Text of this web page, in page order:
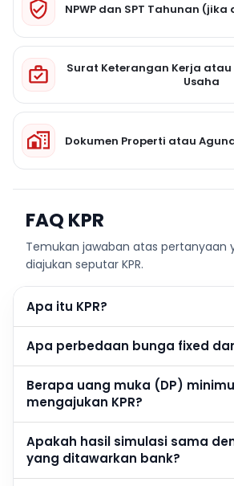
NPWP dan SPT Tahunan
Surat Keterangan Kerja
Usaha
Dokumen Properti atau
FAQ KPR
Temukan jawaban atas pertanyaan
diajukan seputar KPR.
Apa itu KPR?
Apa perbedaan bunga fixed
Berapa uang muka (DP)
mengajukan KPR?
Apakah hasil simulasi sama
yang ditawarkan bank?